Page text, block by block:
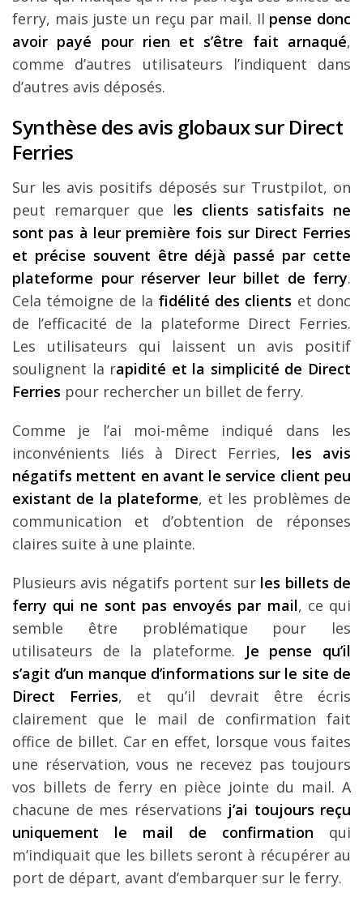
ferry, mais juste un reçu par mail. Il pense donc
avoir payé pour rien et s’être fait arnaqué,
comme d’autres utilisateurs l’indiquent dans
d’autres avis déposés.
Synthèse des avis globaux sur Direct
Ferries
Sur les avis positifs déposés sur Trustpilot, on
peut remarquer que les clients satisfaits ne
sont pas à leur première fois sur Direct Ferries
et précise souvent être déjà passé par cette
plateforme pour réserver leur billet de ferry.
Cela témoigne de la fidélité des clients et donc
de l’efficacité de la plateforme Direct Ferries.
Les utilisateurs qui laissent un avis positif
soulignent la rapidité et la simplicité de Direct
Ferries pour rechercher un billet de ferry.
Comme je l’ai moi-même indiqué dans les
inconvénients liés à Direct Ferries, les avis
négatifs mettent en avant le service client peu
existant de la plateforme, et les problèmes de
communication et d’obtention de réponses
claires suite à une plainte.
Plusieurs avis négatifs portent sur les billets de
ferry qui ne sont pas envoyés par mail, ce qui
semble être problématique pour les
utilisateurs de la plateforme. Je pense qu’il
s’agit d’un manque d’informations sur le site de
Direct Ferries, et qu’il devrait être écris
clairement que le mail de confirmation fait
office de billet. Car en effet, lorsque vous faites
une réservation, vous ne recevez pas toujours
vos billets de ferry en pièce jointe du mail. A
chacune de mes réservations j’ai toujours reçu
uniquement le mail de confirmation qui
m’indiquait que les billets seront à récupérer au
port de départ, avant d’embarquer sur le ferry.